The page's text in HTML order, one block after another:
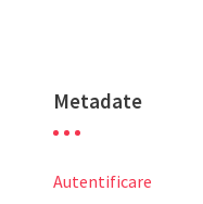
Metadate
Autentificare